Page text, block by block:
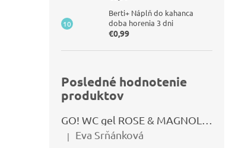
Berti+ Náplň do kahanca
doba horenia 3 dni
€0,99
Posledné hodnotenie
produktov
Hodnotenie produktu je 5 z 5 hviezdičiek.
| Eva Srňánková